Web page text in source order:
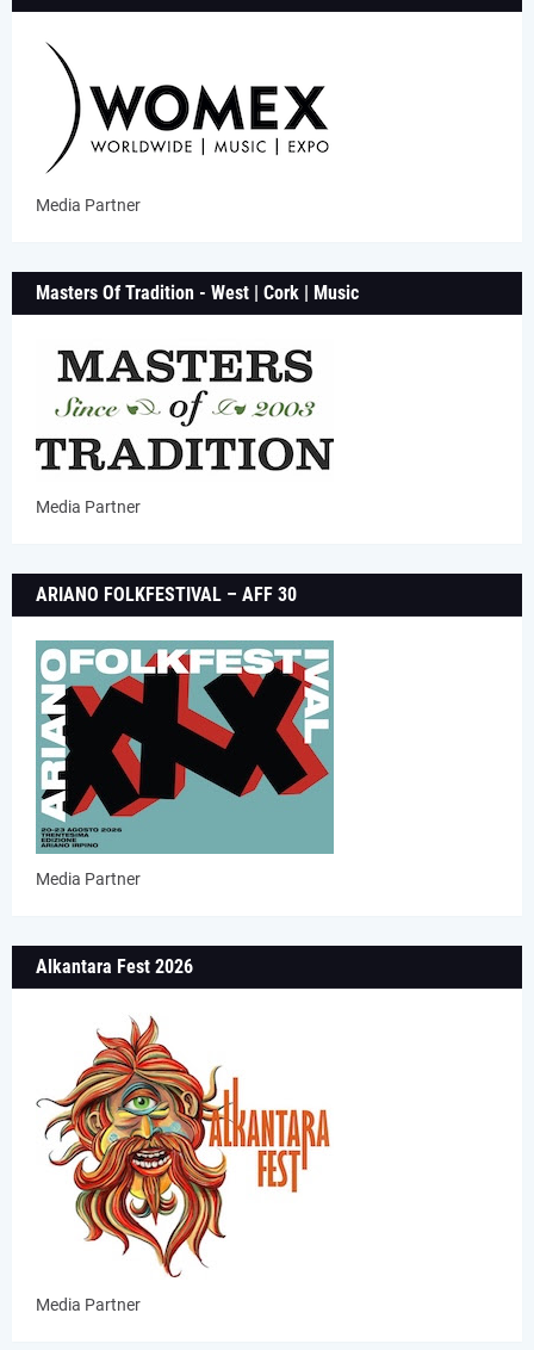
Media Partner
Masters Of Tradition - West | Cork | Music
Media Partner
ARIANO FOLKFESTIVAL – AFF 30
Media Partner
Alkantara Fest 2026
Media Partner